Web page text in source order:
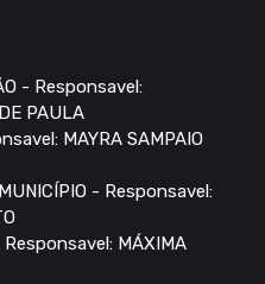
- Responsavel:
PAULA
MAYRA SAMPAIO
- Responsavel:
Responsavel: MÁXIMA